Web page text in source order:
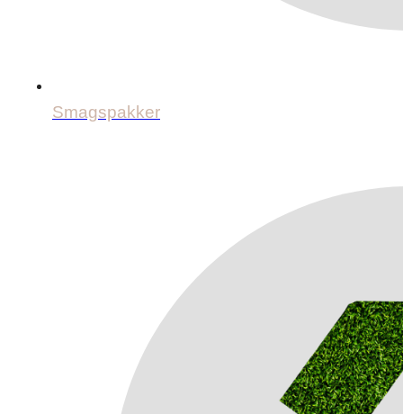
Smagspakker